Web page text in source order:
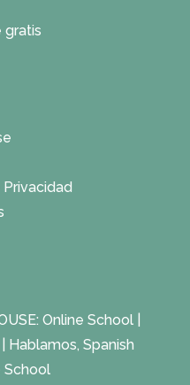
gratis
Online School
Hablamos, Spanish
School